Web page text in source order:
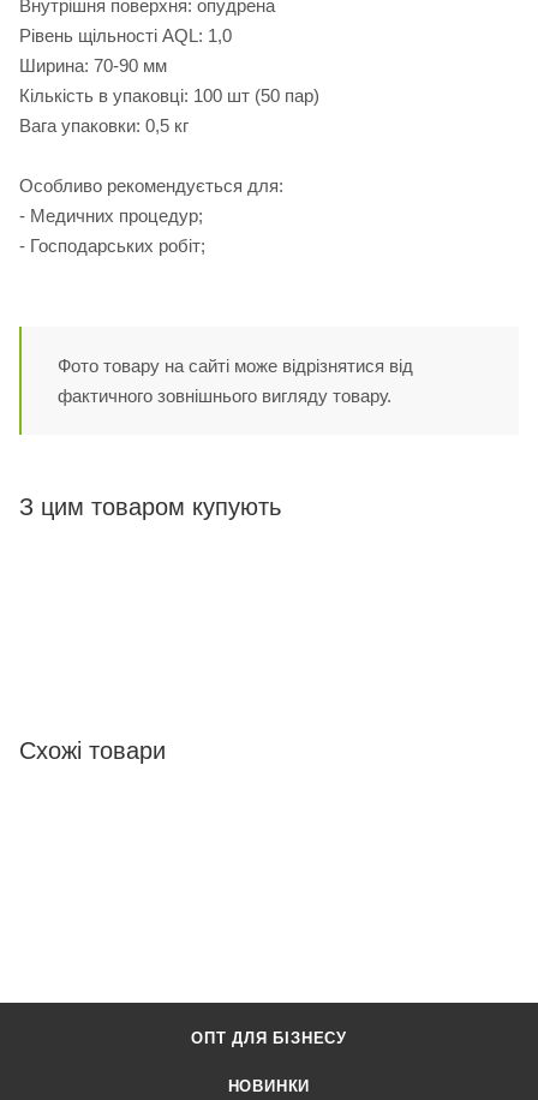
Внутрішня поверхня: опудрена
Рівень щільності AQL: 1,0
Ширина: 70-90 мм
Кількість в упаковці: 100 шт (50 пар)
Вага упаковки: 0,5 кг
Особливо рекомендується для:
- Медичних процедур;
- Господарських робіт;
Фото товару на сайті може відрізнятися від
фактичного зовнішнього вигляду товару.
З цим товаром купують
Схожі товари
ОПТ ДЛЯ БІЗНЕСУ
НОВИНКИ